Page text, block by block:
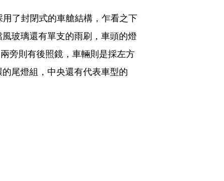
了封閉式的車艙結構，乍看之下
玻璃還有單支的雨刷，車頭的燈
旁則有後照鏡，車輛則是採左方
尾燈組，中央還有代表車型的